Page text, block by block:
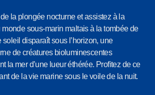
la plongée nocturne et assistez à la
monde sous-marin maltais à la tombée de
soleil disparaît sous l’horizon, une
de créatures bioluminescentes
la mer d’une lueur éthérée. Profitez de ce
de la vie marine sous le voile de la nuit.